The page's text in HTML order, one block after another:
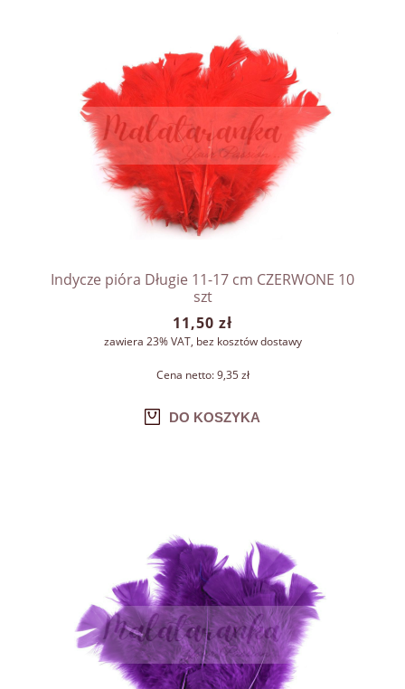
Indycze pióra Długie 11-17 cm CZERWONE 10
szt
11,50 zł
zawiera 23% VAT, bez kosztów dostawy
Cena netto:9,35 zł
DO KOSZYKA